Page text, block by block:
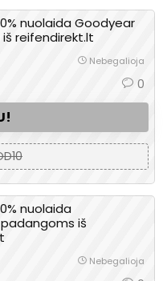
nuolaida Goodyear
reifendirekt.lt
Nebegalioja
0
nuolaida
iš
Nebegalioja